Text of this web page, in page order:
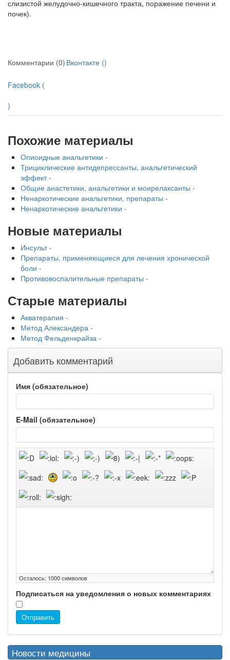
слизистой желудочно-кишечного тракта, поражение пе­чени и
почек).
Комментарии (0) Вконтакте ()
Facebook (
)
Похожие материалы
Опиоидные анальгетики -
Трициклические антидепрессанты, анальгетический
эффект -
Общие анастетики, анальгетики и моирелаксанты -
Ненаркотические анальгетики, препараты -
Ненаркотические анальгетики -
Новые материалы
Инсульт -
Препараты, применяющиеся для лечения хронической
боли -
Противовоспалительные препараты -
Старые материалы
Акватерапия -
Метод Александера -
Метод Фельденкрайза -
Добавить комментарий
Имя (обязательное)
E-Mail (обязательное)
Осталось: 1000символов
Подписаться на уведомления о новых комментариях
Отправить
Новости медицины